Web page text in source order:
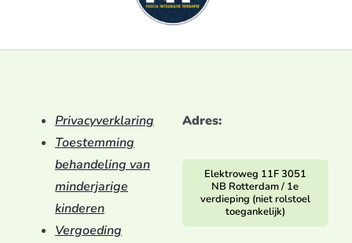
Privacyverklaring
Toestemming
behandeling van
minderjarige
kinderen
Vergoeding
Adres:
Elektroweg 11F 3051
NB Rotterdam / 1e
verdieping (niet rolstoel
toegankelijk)